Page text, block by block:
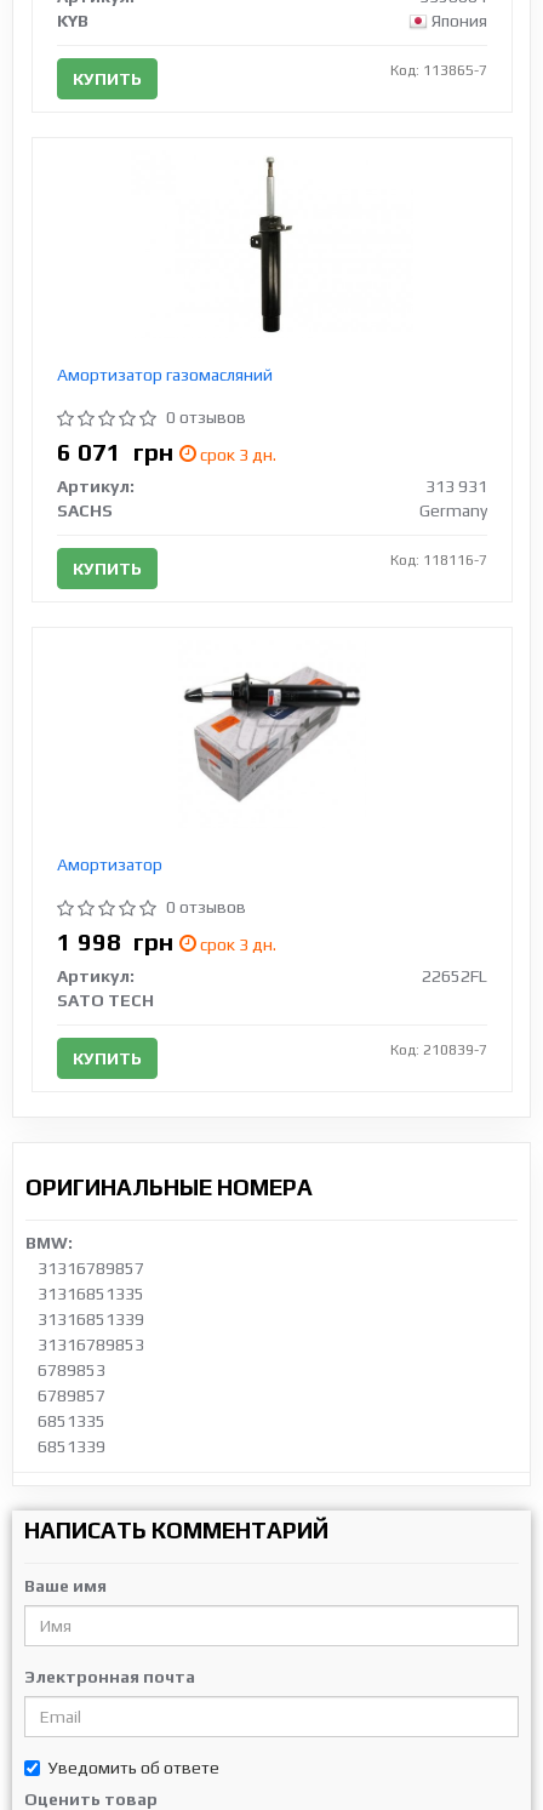
KYB
Япония
КУПИТЬ Код: 113865-7
Амортизатор газомасляний
0 отзывов
6 071 грн
срок 3 дн.
Артикул:
313 931
SACHS
Germany
КУПИТЬ Код: 118116-7
Амортизатор
0 отзывов
1 998 грн
срок 3 дн.
Артикул:
22652FL
SATO TECH
КУПИТЬ Код: 210839-7
ОРИГИНАЛЬНЫЕ НОМЕРА
BMW:
31316789857
31316851335
31316851339
31316789853
6789853
6789857
6851335
6851339
НАПИСАТЬ КОММЕНТАРИЙ
Ваше имя
Электронная почта
Уведомить об ответе
Оценить товар